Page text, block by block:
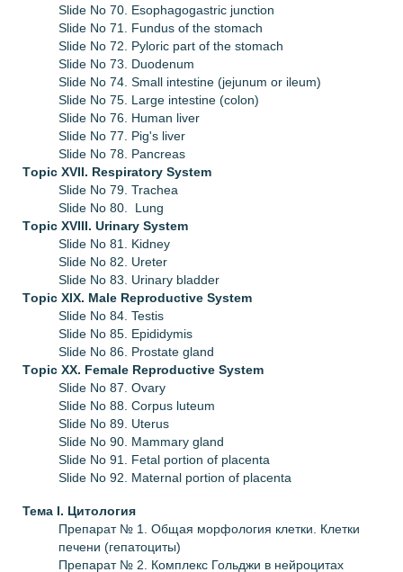
Slide No 70. Esophagogastric junction
Slide No 71. Fundus of the stomach
Slide No 72. Pyloric part of the stomach
Slide No 73. Duodenum
Slide No 74. Small intestine (jejunum or ileum)
Slide No 75. Large intestine (colon)
Slide No 76. Human liver
Slide No 77. Pig's liver
Slide No 78. Pancreas
Тopic XVII. Respiratory System
Slide No 79. Trachea
Slide No 80. Lung
Тopic XVIII. Urinary System
Slide No 81. Kidney
Slide No 82. Ureter
Slide No 83. Urinary bladder
Тopic XIX. Male Reproductive System
Slide No 84. Testis
Slide No 85. Epididymis
Slide No 86. Prostate gland
Тopic XX. Female Reproductive System
Slide No 87. Ovary
Slide No 88. Corpus luteum
Slide No 89. Uterus
Slide No 90. Mammary gland
Slide No 91. Fetal portion of placenta
Slide No 92. Maternal portion of placenta
Тема I. Цитология
Препарат № 1. Общая морфология клетки. Клетки
печени (гепатоциты)
Препарат № 2. Комплекс Гольджи в нейроцитах